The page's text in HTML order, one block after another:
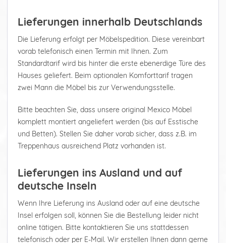
Lieferungen innerhalb Deutschlands
Die Lieferung erfolgt per Möbelspedition. Diese vereinbart
vorab telefonisch einen Termin mit Ihnen. Zum
Standardtarif wird bis hinter die erste ebenerdige Türe des
Hauses geliefert. Beim optionalen Komforttarif tragen
zwei Mann die Möbel bis zur Verwendungsstelle.
Bitte beachten Sie, dass unsere original Mexico Möbel
komplett montiert angeliefert werden (bis auf Esstische
und Betten). Stellen Sie daher vorab sicher, dass z.B. im
Treppenhaus ausreichend Platz vorhanden ist.
Lieferungen ins Ausland und auf
deutsche Inseln
Wenn Ihre Lieferung ins Ausland oder auf eine deutsche
Insel erfolgen soll, können Sie die Bestellung leider nicht
online tätigen. Bitte kontaktieren Sie uns stattdessen
telefonisch oder per E-Mail. Wir erstellen Ihnen dann gerne